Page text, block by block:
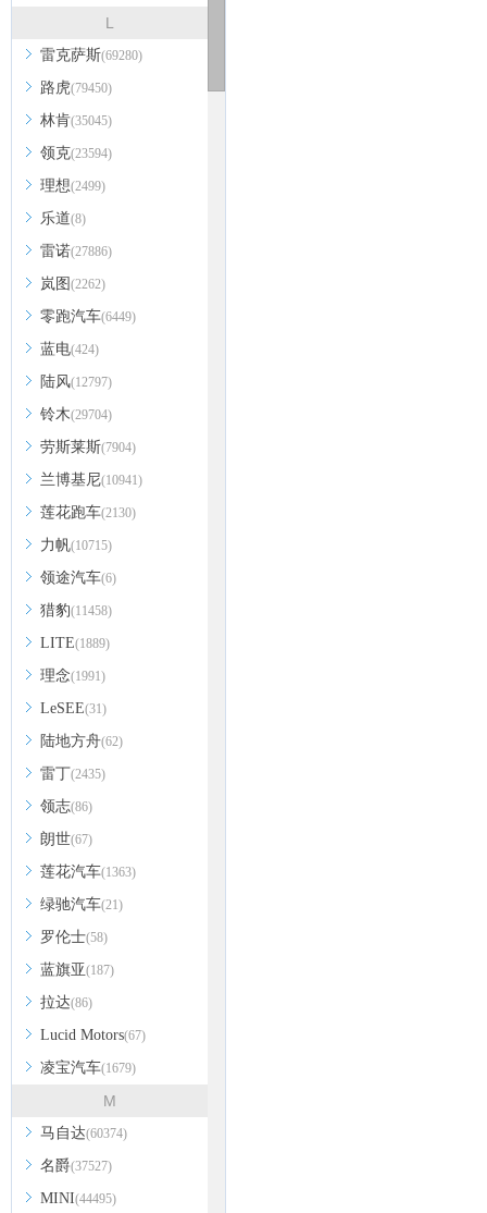
L
雷克萨斯(69280)
路虎(79450)
林肯(35045)
领克(23594)
理想(2499)
乐道(8)
雷诺(27886)
岚图 (2262)
零跑汽车(6449)
蓝电(424)
陆风(12797)
铃木(29704)
劳斯莱斯(7904)
兰博基尼(10941)
莲花跑车(2130)
力帆(10715)
领途汽车(6)
猎豹(11458)
LITE(1889)
理念(1991)
LeSEE(31)
陆地方舟(62)
雷丁(2435)
领志(86)
朗世(67)
莲花汽车(1363)
绿驰汽车(21)
罗伦士(58)
蓝旗亚(187)
拉达(86)
Lucid Motors(67)
凌宝汽车(1679)
M
马自达(60374)
名爵(37527)
MINI(44495)